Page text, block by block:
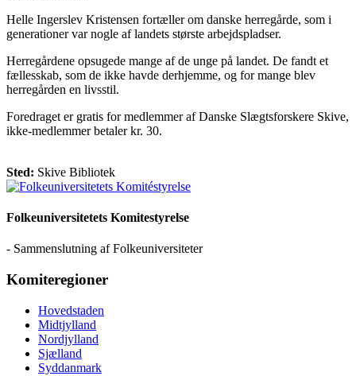
Helle Ingerslev Kristensen fortæller om danske herregårde, som i
generationer var nogle af landets største arbejdspladser.
Herregårdene opsugede mange af de unge på landet. De fandt et
fællesskab, som de ikke havde derhjemme, og for mange blev
herregården en livsstil.
Foredraget er gratis for medlemmer af Danske Slægtsforskere Skive,
ikke-medlemmer betaler kr. 30.
Sted: Skive Bibliotek
Folkeuniversitetets Komitestyrelse
- Sammenslutning af Folkeuniversiteter
Komiteregioner
Hovedstaden
Midtjylland
Nordjylland
Sjælland
Syddanmark